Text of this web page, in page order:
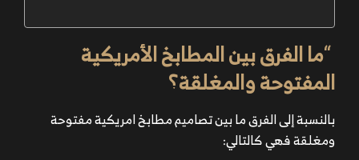
“ما الفرق بين المطابخ الأمريكية
المفتوحة والمغلقة؟
بالنسبة إلى الفرق ما بين تصاميم مطابخ امريكية مفتوحة
ومغلقة فهي كالتالي: